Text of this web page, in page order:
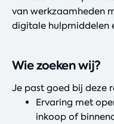
van werkzaamheden
digitale hulpmiddelen
Wie zoeken wij?
Je past goed bij deze
Ervaring met
inkoop of